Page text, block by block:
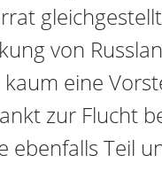
von
eine
zur Flucht
ebenfalls Teil